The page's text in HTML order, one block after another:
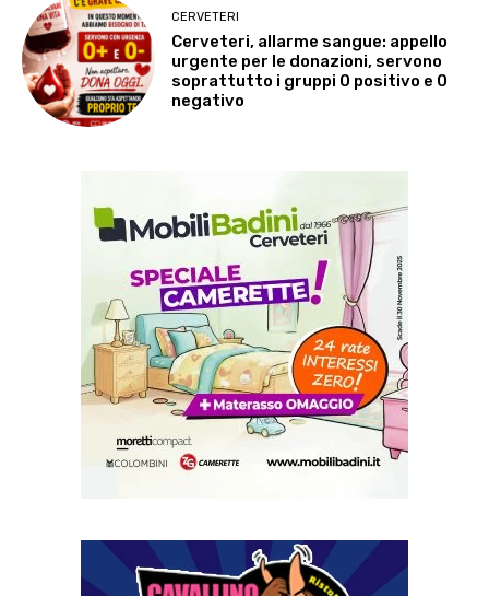
CERVETERI
Cerveteri, allarme sangue: appello
urgente per le donazioni, servono
soprattutto i gruppi 0 positivo e 0
negativo